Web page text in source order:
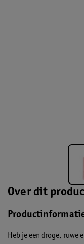
Over dit
Heb je een droge,